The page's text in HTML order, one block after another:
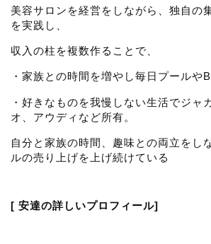
美容サロンを経営をしながら、独自の
を実践し、
収入の柱を複数作ることで、
・家族との時間を増やし毎日プールや
・好きなものを我慢しない生活でジャ
オ、アウディなど所有。
自分と家族の時間、趣味との両立をし
ルの売り上げを上げ続けている
[ 安達の詳しいプロフィール]